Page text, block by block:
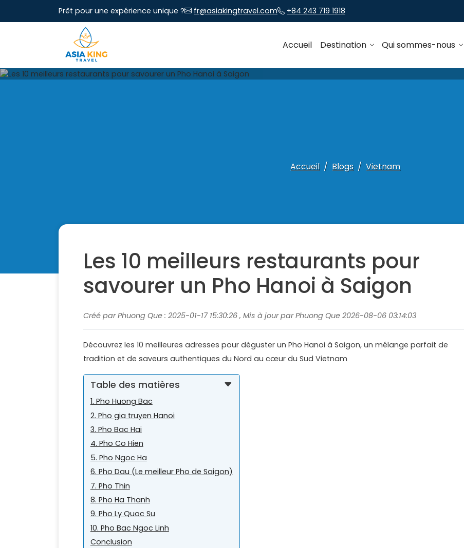
Prêt pour une expérience unique ? fr@asiakingtravel.com +84 243 719 1918
Accueil Destination Qui sommes-nous
Accueil Blogs Vietnam
Les 10 meilleurs restaurants pour
savourer un Pho Hanoi à Saigon
Créé par Phuong Que : 2025-01-17 15:30:26 , Mis à jour par Phuong Que 2026-08-06 03:14:03
Découvrez les 10 meilleures adresses pour déguster un Pho Hanoi à Saigon, un mélange parfait de
tradition et de saveurs authentiques du Nord au cœur du Sud Vietnam
Table des matières
1. Pho Huong Bac
2. Pho gia truyen Hanoi
3. Pho Bac Hai
4. Pho Co Hien
5. Pho Ngoc Ha
6. Pho Dau (Le meilleur Pho de Saigon)
7. Pho Thin
8. Pho Ha Thanh
9. Pho Ly Quoc Su
10. Pho Bac Ngoc Linh
Conclusion